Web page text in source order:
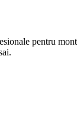
pentru